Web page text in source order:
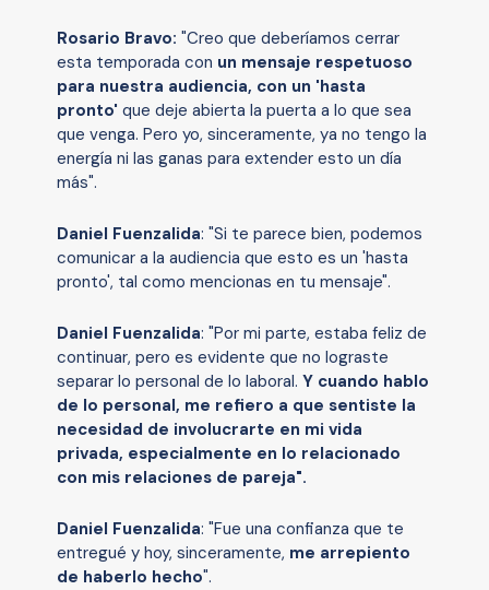
Rosario Bravo: "Creo que deberíamos cerrar
esta temporada con un mensaje respetuoso
para nuestra audiencia, con un 'hasta
pronto' que deje abierta la puerta a lo que sea
que venga. Pero yo, sinceramente, ya no tengo la
energía ni las ganas para extender esto un día
más".
Daniel Fuenzalida: "Si te parece bien, podemos
comunicar a la audiencia que esto es un 'hasta
pronto', tal como mencionas en tu mensaje".
Daniel Fuenzalida: "Por mi parte, estaba feliz de
continuar, pero es evidente que no lograste
separar lo personal de lo laboral. Y cuando hablo
de lo personal, me refiero a que sentiste la
necesidad de involucrarte en mi vida
privada, especialmente en lo relacionado
con mis relaciones de pareja".
Daniel Fuenzalida: "Fue una confianza que te
entregué y hoy, sinceramente, me arrepiento
de haberlo hecho".